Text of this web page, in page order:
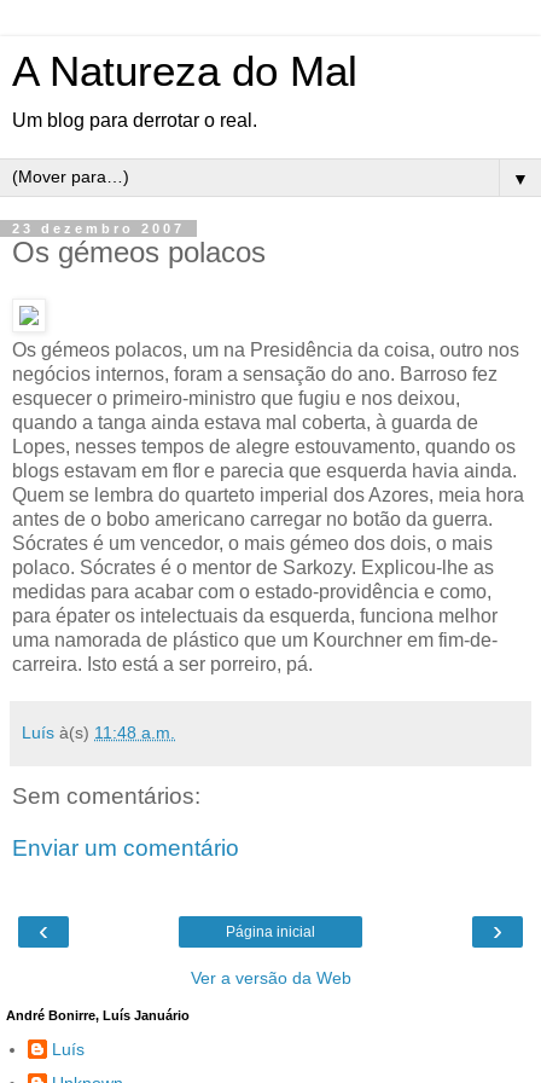
A Natureza do Mal
Um blog para derrotar o real.
▼
23 dezembro 2007
Os gémeos polacos
Os gémeos polacos, um na Presidência da coisa, outro nos
negócios internos, foram a sensação do ano. Barroso fez
esquecer o primeiro-ministro que fugiu e nos deixou,
quando a tanga ainda estava mal coberta, à guarda de
Lopes, nesses tempos de alegre estouvamento, quando os
blogs estavam em flor e parecia que esquerda havia ainda.
Quem se lembra do quarteto imperial dos Azores, meia hora
antes de o bobo americano carregar no botão da guerra.
Sócrates é um vencedor, o mais gémeo dos dois, o mais
polaco. Sócrates é o mentor de Sarkozy. Explicou-lhe as
medidas para acabar com o estado-providência e como,
para épater os intelectuais da esquerda, funciona melhor
uma namorada de plástico que um Kourchner em fim-de-
carreira. Isto está a ser porreiro, pá.
Luís à(s) 11:48 a.m.
Sem comentários:
Enviar um comentário
‹ ›
Página inicial
Ver a versão da Web
André Bonirre, Luís Januário
Luís